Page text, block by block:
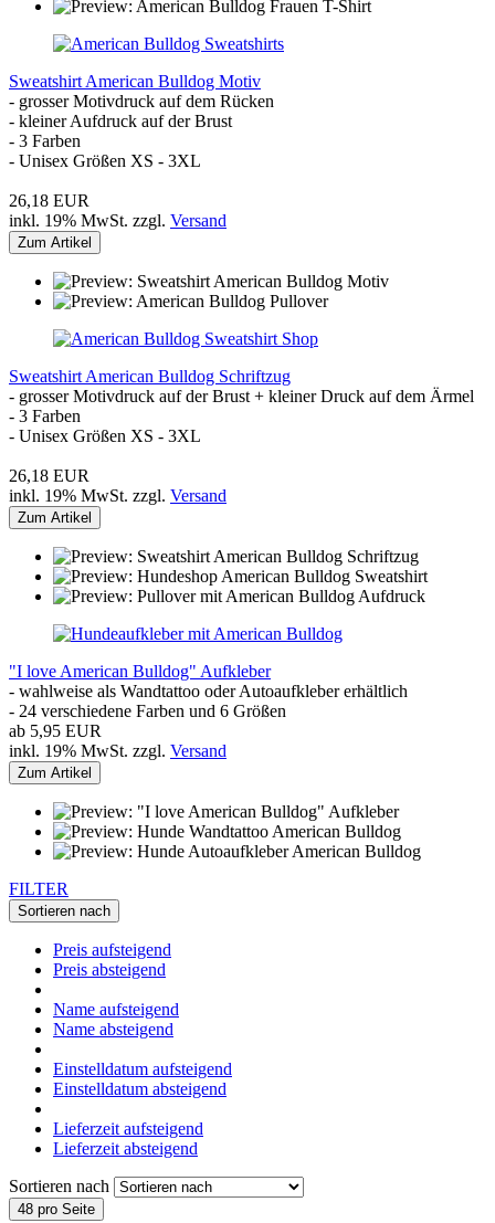
Sweatshirt American Bulldog Motiv
- grosser Motivdruck auf dem Rücken
- kleiner Aufdruck auf der Brust
- 3 Farben
- Unisex Größen XS - 3XL
26,18 EUR
inkl. 19% MwSt. zzgl. Versand
Zum Artikel
Sweatshirt American Bulldog Schriftzug
- grosser Motivdruck auf der Brust + kleiner Druck auf dem Ärmel
- 3 Farben
- Unisex Größen XS - 3XL
26,18 EUR
inkl. 19% MwSt. zzgl. Versand
Zum Artikel
"I love American Bulldog" Aufkleber
- wahlweise als Wandtattoo oder Autoaufkleber erhältlich
- 24 verschiedene Farben und 6 Größen
ab 5,95 EUR
inkl. 19% MwSt. zzgl. Versand
Zum Artikel
FILTER
Sortieren nach
Preis aufsteigend
Preis absteigend
Name aufsteigend
Name absteigend
Einstelldatum aufsteigend
Einstelldatum absteigend
Lieferzeit aufsteigend
Lieferzeit absteigend
Sortieren nach
48 pro Seite